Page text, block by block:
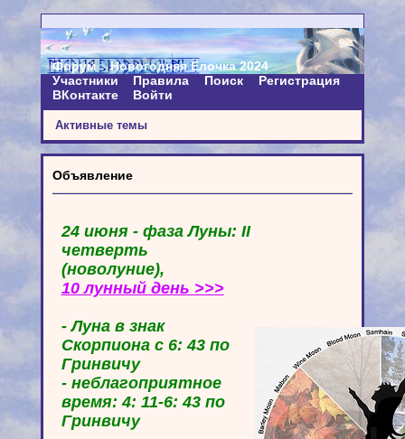
Форум
Новогодняя Ёлочка 2024
Участники
Правила Поиск
Регистрация
ВКонтакте
Войти
Активные темы
Объявление
24 июня - фаза Луны: II
четверть
(новолуние),
10 лунный день >>>
- Луна в знак
Скорпиона с 6: 43 по
Гринвичу
- неблагоприятное
время: 4: 11-6: 43 по
Гринвичу